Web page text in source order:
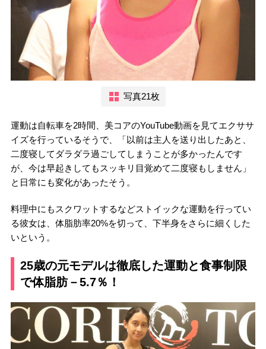
写真21枚
運動は自転車を2時間、美コアのYouTube動画を見てエクササ
イズを行っているそうで、「以前は主人を送り出したあと、
二度寝してダラダラ過ごしてしまうことが多かったんです
が、今は早起きしてもスッキリ目覚めて二度寝もしません」
と日常にも変化があったそう。
料理中にもスクワットするなどストイックな運動を行ってい
る彼女は、体脂肪率20%を切って、下半身をさらに細くした
いという。
25歳の元モデルは徹底した運動と食事制限
で体脂肪－5.7％！